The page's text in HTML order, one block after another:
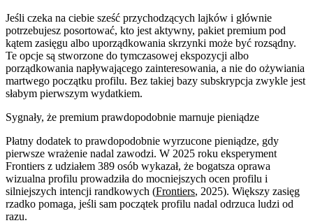
Jeśli czeka na ciebie sześć przychodzących lajków i głównie
potrzebujesz posortować, kto jest aktywny, pakiet premium pod
kątem zasięgu albo uporządkowania skrzynki może być rozsądny.
Te opcje są stworzone do tymczasowej ekspozycji albo
porządkowania napływającego zainteresowania, a nie do ożywiania
martwego początku profilu. Bez takiej bazy subskrypcja zwykle jest
słabym pierwszym wydatkiem.
Sygnały, że premium prawdopodobnie marnuje pieniądze
Płatny dodatek to prawdopodobnie wyrzucone pieniądze, gdy
pierwsze wrażenie nadal zawodzi. W 2025 roku eksperyment
Frontiers z udziałem 389 osób wykazał, że bogatsza oprawa
wizualna profilu prowadziła do mocniejszych ocen profilu i
silniejszych intencji randkowych (Frontiers, 2025). Większy zasięg
rzadko pomaga, jeśli sam początek profilu nadal odrzuca ludzi od
razu.